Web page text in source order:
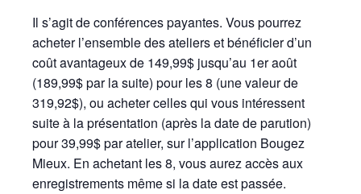
Il s’agit de conférences payantes. Vous pourrez
acheter l’ensemble des ateliers et bénéficier d’un
coût avantageux de 149,99$ jusqu’au 1er août
(189,99$ par la suite) pour les 8 (une valeur de
319,92$), ou acheter celles qui vous intéressent
suite à la présentation (après la date de parution)
pour 39,99$ par atelier, sur l’application Bougez
Mieux. En achetant les 8, vous aurez accès aux
enregistrements même si la date est passée.